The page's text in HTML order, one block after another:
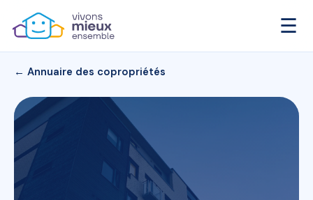
☰
← Annuaire des copropriétés